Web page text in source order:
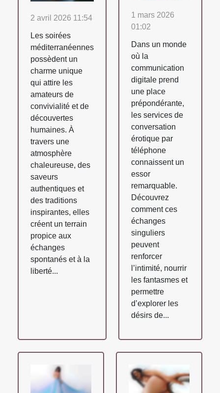
2 avril 2026 11:54
Les soirées
méditerranéennes
possèdent un
charme unique
qui attire les
amateurs de
convivialité et de
découvertes
humaines. À
travers une
atmosphère
chaleureuse, des
saveurs
authentiques et
des traditions
inspirantes, elles
créent un terrain
propice aux
échanges
spontanés et à la
liberté...
1 mars 2026
01:02
Dans un monde
où la
communication
digitale prend
une place
prépondérante,
les services de
conversation
érotique par
téléphone
connaissent un
essor
remarquable.
Découvrez
comment ces
échanges
singuliers
peuvent
renforcer
l’intimité, nourrir
les fantasmes et
permettre
d’explorer les
désirs de...